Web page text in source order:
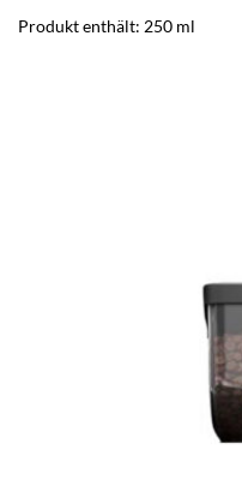
Produkt enthält: 250 ml